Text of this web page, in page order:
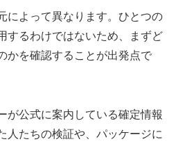
によって異なります。ひとつの
するわけではないため、まずど
かを確認することが出発点で
が公式に案内している確定情報
人たちの検証や、パッケージに